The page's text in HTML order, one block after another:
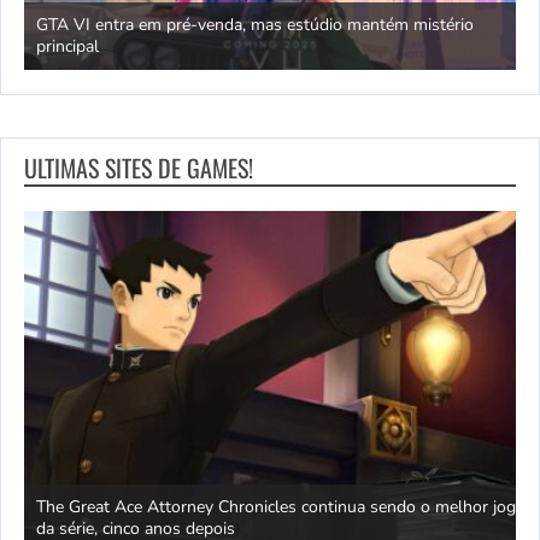
GTA VI entra em pré-venda, mas estúdio mantém mistério
principal
ULTIMAS SITES DE GAMES!
The Great Ace Attorney Chronicles continua sendo o melhor jogo
da série, cinco anos depois